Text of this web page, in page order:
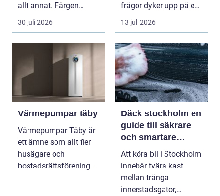
allt annat. Färgen
påverkar hur vi
30 juli 2026
frågor dyker upp på en
gång: Vad händer nu...
13 juli 2026
Värmepumpar täby
Värmepumpar Täby är
ett ämne som allt fler
husägare och
bostadsrättsföreningar
Däck stockholm en
guide till säkrare
och smartare
däckval i storstan
Att köra bil i Stockholm
innebär tvära kast
mellan trånga
innerstadsgator,